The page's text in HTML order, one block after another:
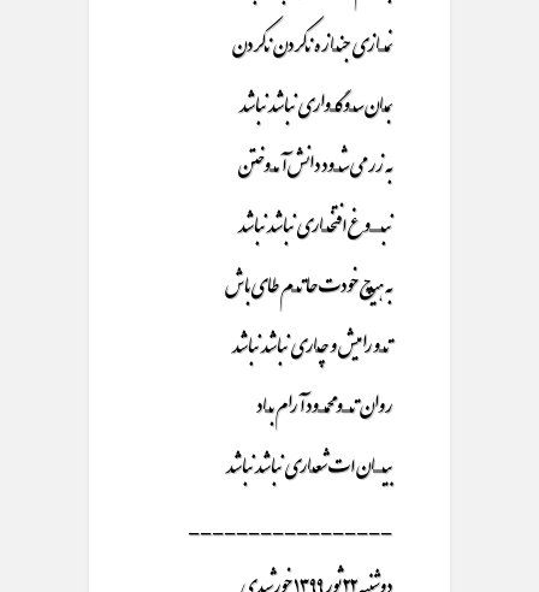
نمـــــــازی جنـــــازه نـکردن نـکردن
بمــــان ســـــوگــــــواری نباشد نباشد
به زر می شــــــود دانش آمـــــوختن
نبـــــــــــوغ افتخــــــاری نباشد نباشد
به هیـــــچ خودت حاتــــــم طای باش
تـــــو را میش و چـــاری نباشد نباشد
روان تــــــــو محمـــــــود آرام بـــــاد
بیـــــــــان ات شعــــاری نباشد نباشد
_________________